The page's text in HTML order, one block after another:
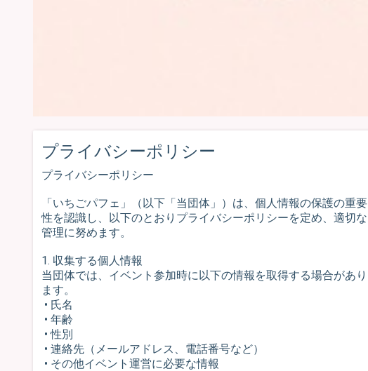
プライバシーポリシー
プライバシーポリシー
「いちごパフェ」（以下「当団体」）は、個人情報の保護の重要
性を認識し、以下のとおりプライバシーポリシーを定め、適切な
管理に努めます。
1. 収集する個人情報
当団体では、イベント参加時に以下の情報を取得する場合があり
ます。
• 氏名
• 年齢
• 性別
• 連絡先（メールアドレス、電話番号など）
• その他イベント運営に必要な情報